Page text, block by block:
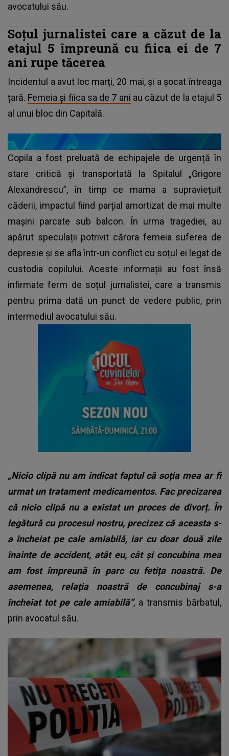
avocatului său.
Soțul jurnalistei care a căzut de la
etajul 5 împreună cu fiica ei de 7
ani rupe tăcerea
Incidentul a avut loc marți, 20 mai, și a șocat întreaga
țară. Femeia și fiica sa de 7 ani au căzut de la etajul 5
al unui bloc din Capitală.
Copila a fost preluată de echipajele de urgență în
stare critică și transportată la Spitalul „Grigore
Alexandrescu”, în timp ce mama a supraviețuit
căderii, impactul fiind parțial amortizat de mai multe
mașini parcate sub balcon. În urma tragediei, au
apărut speculații potrivit cărora femeia suferea de
depresie și se afla într-un conflict cu soțul ei legat de
custodia copilului. Aceste informații au fost însă
infirmate ferm de soțul jurnalistei, care a transmis
pentru prima dată un punct de vedere public, prin
intermediul avocatului său.
„Nicio clipă nu am indicat faptul că soția mea ar fi
urmat un tratament medicamentos. Fac precizarea
că nicio clipă nu a existat un proces de divorț. În
legătură cu procesul nostru, precizez că aceasta s-
a încheiat pe cale amiabilă, iar cu doar două zile
înainte de accident, atât eu, cât și concubina mea
am fost împreună în parc cu fetița noastră. De
asemenea, relația noastră de concubinaj s-a
încheiat tot pe cale amiabilă”, a transmis bărbatul,
prin avocatul său.